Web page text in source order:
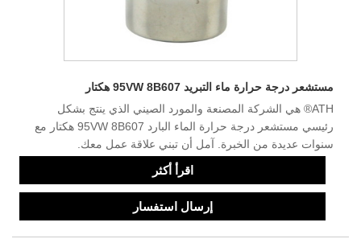
مستشعر درجة حرارة ماء التبريد 95VW 8B607 هكتار
ATH® هي الشركة المصنعة والمورد الصيني الذي ينتج بشكل
رئيسي مستشعر درجة حرارة الماء البارد 95VW 8B607 هكتار مع
سنوات عديدة من الخبرة. آمل أن تبني علاقة عمل معك.
اقرأ أكثر
إرسال استفسار